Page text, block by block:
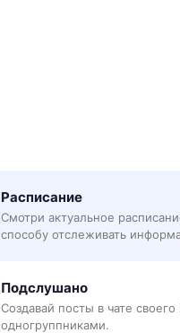
Расписание
Смотри актуальное
способу отслеживать
Подслушано
Создавай посты в чате
одногруппниками.